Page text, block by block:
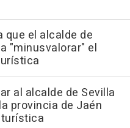
que el alcalde de
"minusvalorar" el
al alcalde de Sevilla
provincia de Jaén